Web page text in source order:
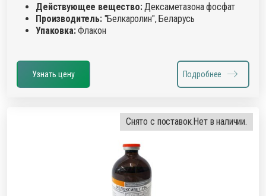
Действующее вещество:Дексаметазона фосфат
Производитель:"Белкаролин", Беларусь
Упаковка:Флакон
Узнать цену Подробнее
Снято с поставок.Нет в наличии.